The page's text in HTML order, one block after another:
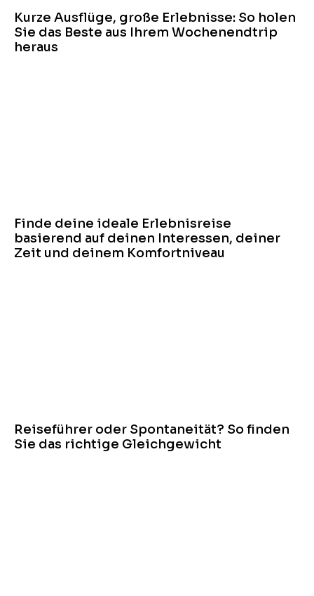
Kurze Ausflüge, große Erlebnisse: So holen
Sie das Beste aus Ihrem Wochenendtrip
heraus
Finde deine ideale Erlebnisreise
basierend auf deinen Interessen, deiner
Zeit und deinem Komfortniveau
Reiseführer oder Spontaneität? So finden
Sie das richtige Gleichgewicht